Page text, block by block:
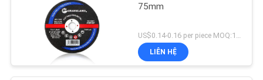
75mm
US$0.14-0.16 per piece MOQ:10000
LIÊN HỆ